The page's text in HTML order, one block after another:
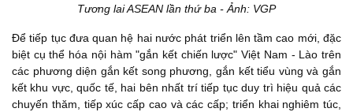
Tương lai ASEAN lần thứ ba - Ảnh: VGP
Để tiếp tục đưa quan hệ hai nước phát triển lên tầm cao mới, đặc
biệt cụ thể hóa nội hàm "gắn kết chiến lược" Việt Nam - Lào trên
các phương diện gắn kết song phương, gắn kết tiểu vùng và gắn
kết khu vực, quốc tế, hai bên nhất trí tiếp tục duy trì hiệu quả các
chuyến thăm, tiếp xúc cấp cao và các cấp; triển khai nghiêm túc,